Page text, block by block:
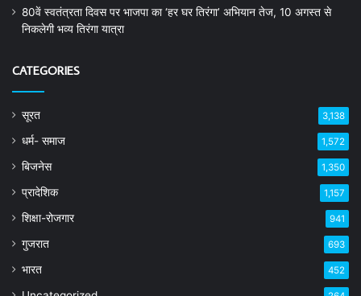
80वें स्वतंत्रता दिवस पर भाजपा का ‘हर घर तिरंगा’ अभियान तेज, 10 अगस्त से
निकलेगी भव्य तिरंगा यात्रा
CATEGORIES
सूरत 3,138
धर्म- समाज 1,572
बिजनेस 1,350
प्रादेशिक 1,157
शिक्षा-रोजगार 941
गुजरात 693
भारत 452